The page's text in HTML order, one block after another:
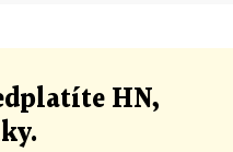
HN,
.